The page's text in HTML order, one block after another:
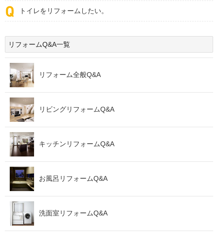
トイレをリフォームしたい。
リフォームQ&A一覧
リフォーム全般Q&A
リビングリフォームQ&A
キッチンリフォームQ&A
お風呂リフォームQ&A
洗面室リフォームQ&A